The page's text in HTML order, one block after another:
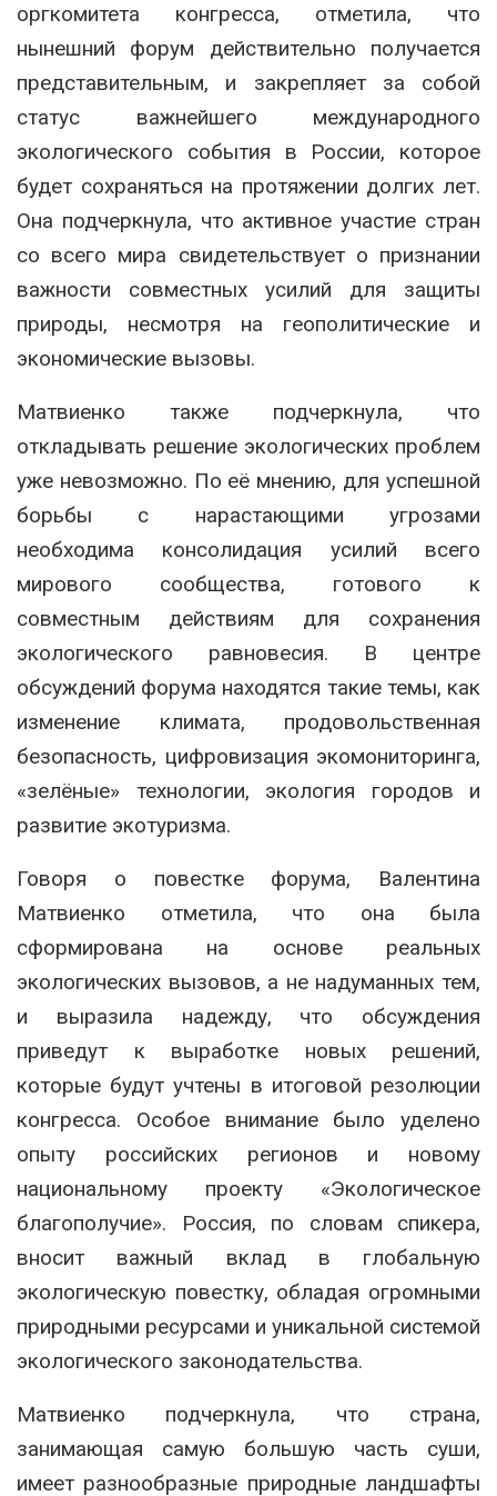
оргкомитета конгресса, отметила, что
нынешний форум действительно получается
представительным, и закрепляет за собой
статус важнейшего международного
экологического события в России, которое
будет сохраняться на протяжении долгих лет.
Она подчеркнула, что активное участие стран
со всего мира свидетельствует о признании
важности совместных усилий для защиты
природы, несмотря на геополитические и
экономические вызовы.
Матвиенко также подчеркнула, что
откладывать решение экологических проблем
уже невозможно. По её мнению, для успешной
борьбы с нарастающими угрозами
необходима консолидация усилий всего
мирового сообщества, готового к
совместным действиям для сохранения
экологического равновесия. В центре
обсуждений форума находятся такие темы, как
изменение климата, продовольственная
безопасность, цифровизация экомониторинга,
«зелёные» технологии, экология городов и
развитие экотуризма.
Говоря о повестке форума, Валентина
Матвиенко отметила, что она была
сформирована на основе реальных
экологических вызовов, а не надуманных тем,
и выразила надежду, что обсуждения
приведут к выработке новых решений,
которые будут учтены в итоговой резолюции
конгресса. Особое внимание было уделено
опыту российских регионов и новому
национальному проекту «Экологическое
благополучие». Россия, по словам спикера,
вносит важный вклад в глобальную
экологическую повестку, обладая огромными
природными ресурсами и уникальной системой
экологического законодательства.
Матвиенко подчеркнула, что страна,
занимающая самую большую часть суши,
имеет разнообразные природные ландшафты